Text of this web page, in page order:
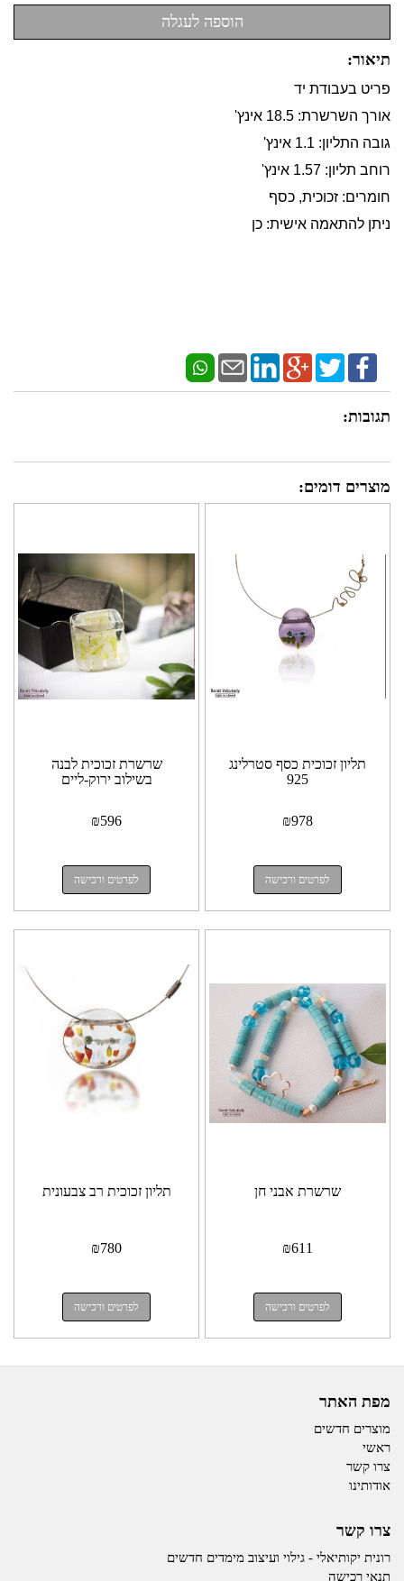
תיאור:
פריט בעבודת יד
אורך השרשרת: 18.5 אינץ'
גובה התליון: 1.1 אינץ'
רוחב תליון: 1.57 אינץ'
חומרים: זכוכית, כסף
ניתן להתאמה אישית: כן
תגובות:
מוצרים דומים:
תליון זכוכית כסף סטרלינג
925
₪978
לפרטים ורכישה
שרשרת זכוכית לבנה
בשילוב ירוק-ליים
₪596
לפרטים ורכישה
שרשרת אבני חן
₪611
לפרטים ורכישה
תליון זכוכית רב צבעונית
₪780
לפרטים ורכישה
מפת האתר
מוצרים חדשים
ראשי
צרו קשר
אודותינו
צרו קשר
רונית יקותיאלי - גילוי ועיצוב מימדים חדשים
תנאי רכישה